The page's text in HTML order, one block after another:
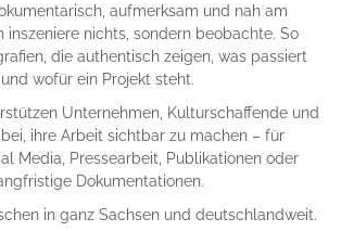
aufmerksam und nah am
inszeniere nichts, sondern beobachte. So
die authentisch zeigen, was passiert
und wofür ein Projekt steht.
Unternehmen, Kulturschaffende und
ihre Arbeit sichtbar zu machen – für
Media, Pressearbeit, Publikationen oder
Dokumentationen.
in ganz Sachsen und deutschlandweit.